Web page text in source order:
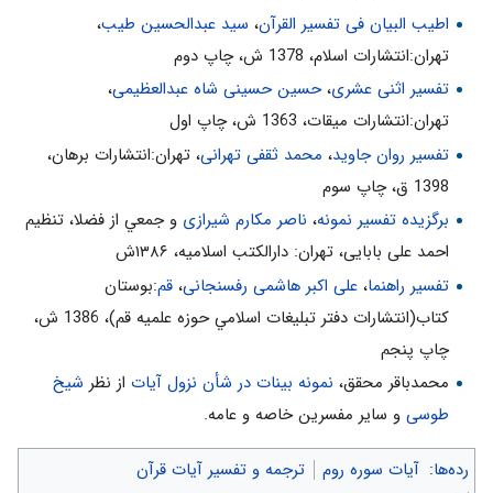
مراد از «بِضْعِ»، قطعه‌اى از زمان (بين سه تا نه سال) است.
سؤال: پيروزى سپاه روم بر ايرانيان، چه ربطى به مسلمانان دارد كه
قرآن مى‌فرمايد: «يَوْمَئِذٍ يَفْرَحُ الْمُؤْمِنُونَ»
پاسخ: پيامبر اسلام صلى الله عليه و آله نامه‌اى به پادشاهان ايران و روم
نوشت و آن دو را به دين مبين اسلام دعوت كرد. خسرو پرويز، شاه
ايران نامه رسول خدا صلى الله عليه و آله را پاره كرد، ولى قيصر روم به
نامه پيامبر احترام گزارد. مسلمانان دوست داشتند روميان- كه به نامه
پيامبر احترام كردند- پيروز شوند، ولى آنان شكست خوردند ومسلمانان
بشارت داد كه اگر چه روميان شكست خوردند، ولى در آينده نزديك پيروز
خواهند شد و آن پيروزى، سبب شادى مؤمنان خواهد شد. «2»
آرى، جامعه‌ى ايمانى نبايد تنها به درون خود بنگرد، بلكه بايد نسبت به
حوادث تلخ و شيرين ساير ملل نيز عكس العمل نشان دهد.
1- يكى از نشانه‌هاى اعجاز قرآن، پيشگويى‌هاى صادقانه و محقّق آن
اطیب البیان فی تفسیر القرآن‌، سید عبدالحسین طیب،
تهران:انتشارات اسلام‌، 1378 ش‌، چاپ دوم‌
تفسیر اثنی عشری،حسین حسینی شاه عبدالعظیمی،
تهران:انتشارات ميقات، 1363 ش، چاپ اول
تفسیر روان جاوید، محمد ثقفی تهرانی، تهران:انتشارات برهان،
1398 ق، چاپ سوم
برگزیده تفسیر نمونه، ناصر مکارم شیرازی و جمعي از فضلا، تنظیم
احمد علی بابایی، تهران: دارالکتب اسلامیه، ۱۳۸۶ش
تفسیر راهنما، علی اکبر هاشمی رفسنجانی، قم:بوستان
كتاب(انتشارات دفتر تبليغات اسلامي حوزه علميه قم)، 1386 ش‌،
چاپ پنجم‌
محمدباقر محقق، نمونه بینات در شأن نزول آیاتاز نظر شیخ
طوسیو سایر مفسرین خاصه و عامه.
رده‌ها: آیات سوره روم
ترجمه و تفسیر آیات قرآن